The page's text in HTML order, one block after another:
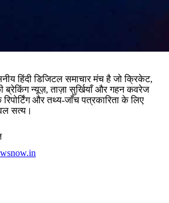
हिंदी डिजिटल समाचार मंच है जो क्रिकेट,
ब्रेकिंग न्यूज़, ताज़ा सुर्खियाँ और गहन कवरेज
और तथ्य-जाँच पत्रकारिता के लिए
सत्य।